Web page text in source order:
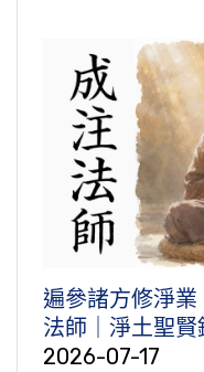
遍參諸方修淨
法師｜淨土聖
2026-07-17